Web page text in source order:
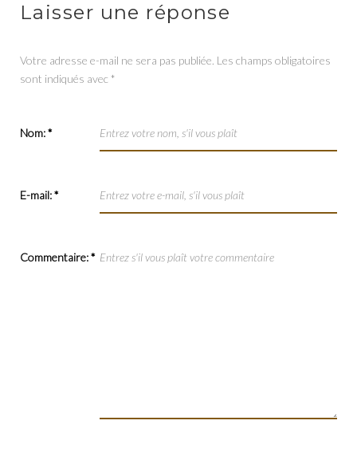
Laisser une réponse
Votre adresse e-mail ne sera pas publiée. Les champs obligatoires
sont indiqués avec *
Nom:*
E-mail:*
Commentaire:*